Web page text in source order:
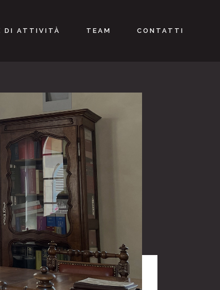
DI ATTIVITÀ TEAM CONTATTI